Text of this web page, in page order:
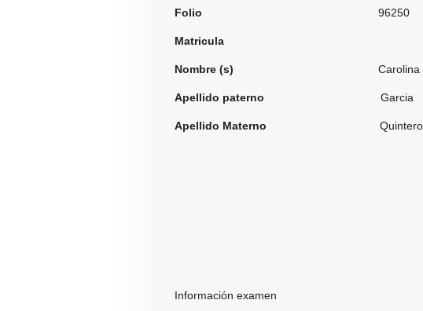
Folio 96250
Matricula
Nombre (s) Carolina
Apellido paterno
Apellido Materno Quintero
Información examen